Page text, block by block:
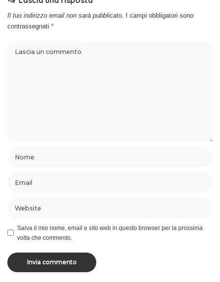
Il tuo indirizzo email non sarà pubblicato.
I campi obbligatori sono
contrassegnati *
Salva il mio nome, email e sito web in questo browser per la prossima
volta che commento.